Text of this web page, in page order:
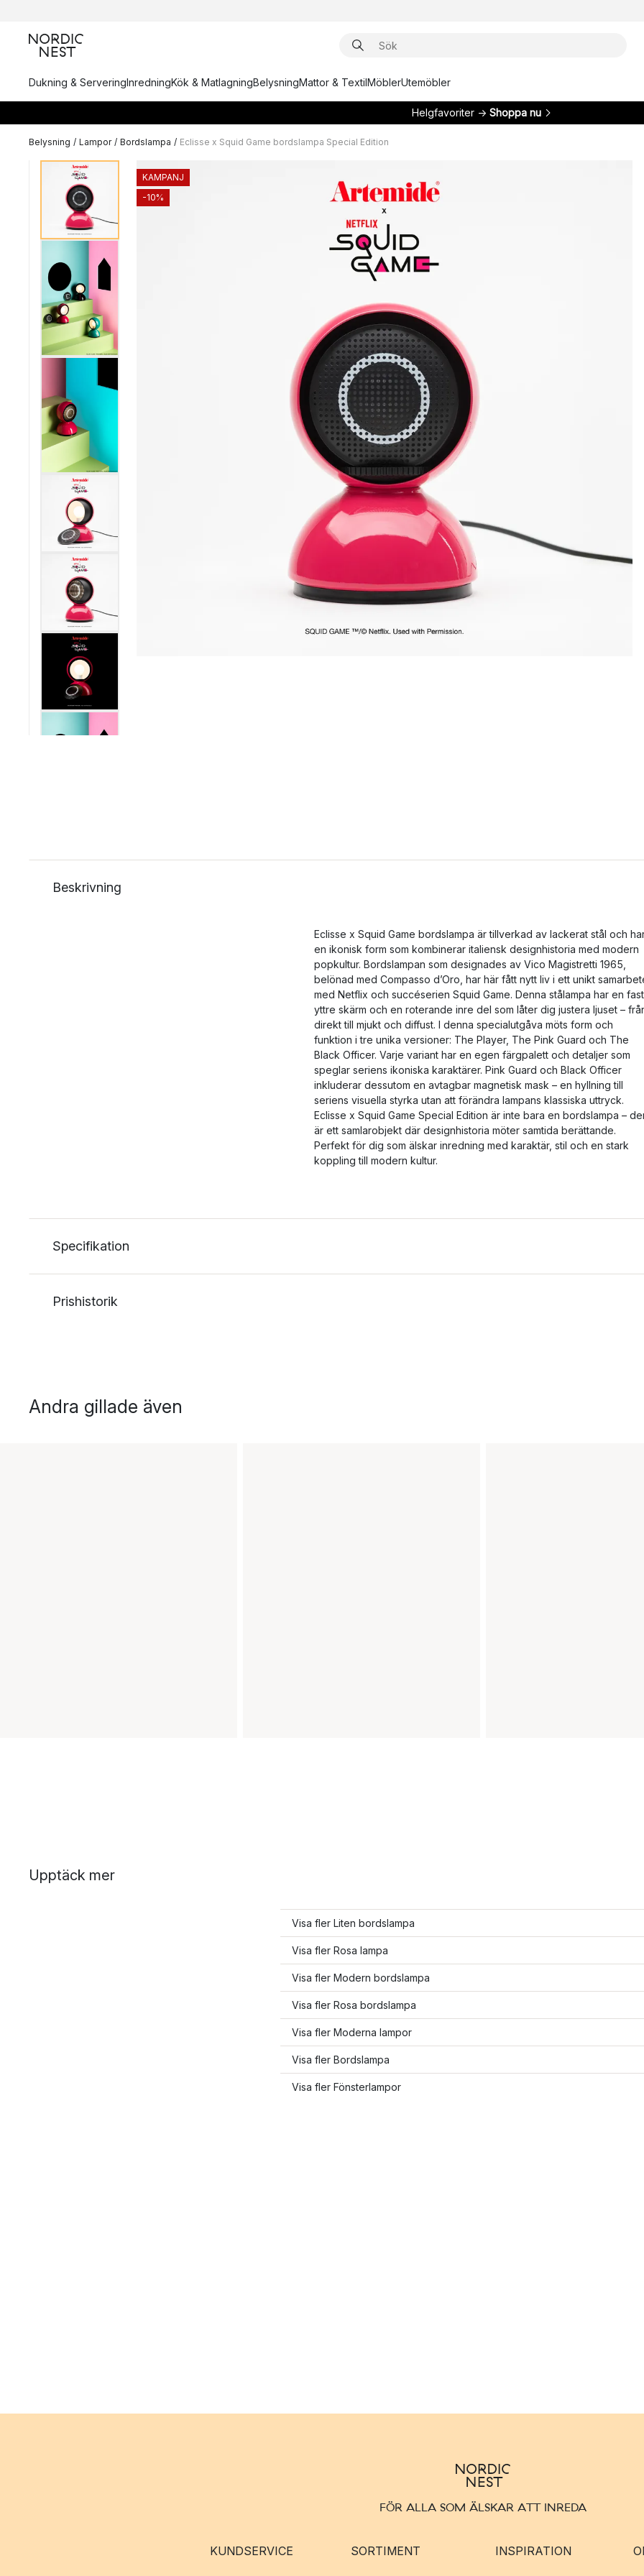
Dukning & ServeringInredningKök & MatlagningBelysningMattor & TextilMöblerUtemöbler
Helgfavoriter → Shoppa nu
Belysning / Lampor / Bordslampa / Eclisse x Squid Game bordslampa Special Edition
KAMPANJ
-10%
Beskrivning
Eclisse x Squid Game bordslampa är tillverkad av lackerat stål och
en ikonisk form som kombinerar italiensk designhistoria med modern
popkultur. Bordslampan som designades av Vico Magistretti 1965,
belönad med Compasso d’Oro, har här fått nytt liv i ett unikt
med Netflix och succéserien Squid Game. Denna stålampa har en fast
yttre skärm och en roterande inre del som låter dig justera ljuset –
direkt till mjukt och diffust. I denna specialutgåva möts form och
funktion i tre unika versioner: The Player, The Pink Guard och The
Black Officer. Varje variant har en egen färgpalett och detaljer som
speglar seriens ikoniska karaktärer. Pink Guard och Black Officer
inkluderar dessutom en avtagbar magnetisk mask – en hyllning till
seriens visuella styrka utan att förändra lampans klassiska uttryck.
Eclisse x Squid Game Special Edition är inte bara en bordslampa –
är ett samlarobjekt där designhistoria möter samtida berättande.
Perfekt för dig som älskar inredning med karaktär, stil och en stark
koppling till modern kultur.
Specifikation
Prishistorik
Andra gillade även
Upptäck mer
Visa fler Liten bordslampa
Visa fler Rosa lampa
Visa fler Modern bordslampa
Visa fler Rosa bordslampa
Visa fler Moderna lampor
Visa fler Bordslampa
Visa fler Fönsterlampor
FÖR ALLA SOM ÄLSKAR ATT INREDA
KUNDSERVICE SORTIMENT INSPIRATION